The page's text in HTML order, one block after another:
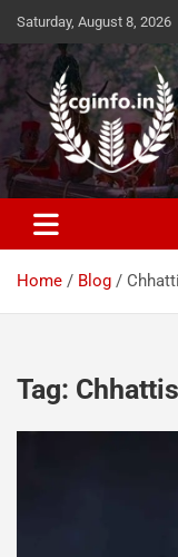
content
Saturday, August 8, 2026
cginfo.in
information of
Home Blog
Tag: